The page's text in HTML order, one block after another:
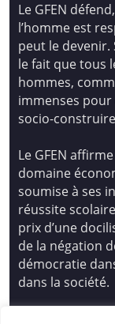
Le GFEN
l’homme est
peut le
le fait que tous
hommes,
immenses
socio-
Le GFEN
domaine
soumise à ses
réussite
prix d’une
de la négation
démocratie
dans la société.